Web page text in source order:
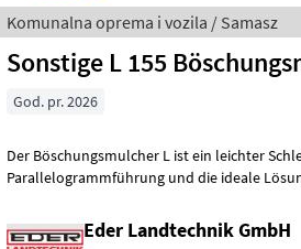
Komunalna oprema i vozila / Samasz
Sonstige L 155
God. pr. 2026
Der Böschungsmulcher L ist ein leichter
Parallelogrammführung und die ideale
Eder Landtechnik GmbH